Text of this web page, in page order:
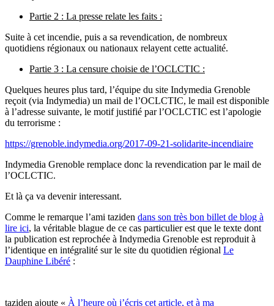
Partie 2 : La presse relate les faits :
Suite à cet incendie, puis a sa revendication, de nombreux
quotidiens régionaux ou nationaux relayent cette actualité.
Partie 3 : La censure choisie de l’OCLCTIC :
Quelques heures plus tard, l’équipe du site Indymedia Grenoble
reçoit (via Indymedia) un mail de l’OCLCTIC, le mail est disponible
à l’adresse suivante, le motif justifié par l’OCLCTIC est l’apologie
du terrorisme :
https://grenoble.indymedia.org/2017-09-21-solidarite-incendiaire
Indymedia Grenoble remplace donc la revendication par le mail de
l’OCLCTIC.
Et là ça va devenir interessant.
Comme le remarque l’ami taziden dans son très bon billet de blog à
lire ici, la véritable blague de ce cas particulier est que le texte dont
la publication est reprochée à Indymedia Grenoble est reproduit à
l’identique en intégralité sur le site du quotidien régional Le
Dauphine Libéré :
taziden ajoute « À l’heure où j’écris cet article, et à ma